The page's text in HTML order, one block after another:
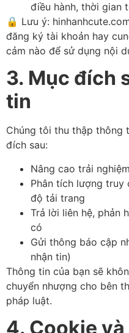
điều hành, thời gian
🔒 Lưu ý:
đăng ký tài khoản hay
cảm nào để sử dụng nội
3. Mục đích
tin
Chúng tôi thu thập thông
đích sau:
Nâng cao trải
Phân tích lượng
độ tải trang
Trả lời liên hệ, phản
có
Gửi thông báo cập
nhận tin)
Thông tin của bạn sẽ
chuyển nhượng cho bên
pháp luật.
4. Cookie